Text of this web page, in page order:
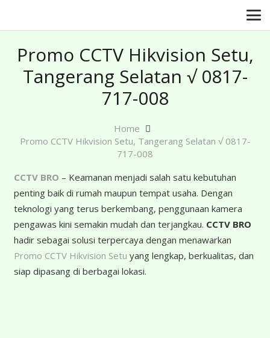
Promo CCTV Hikvision Setu,
Tangerang Selatan √ 0817-
717-008
Home
Promo CCTV Hikvision Setu, Tangerang Selatan √ 0817-
717-008
CCTV BRO – Keamanan menjadi salah satu kebutuhan
penting baik di rumah maupun tempat usaha. Dengan
teknologi yang terus berkembang, penggunaan kamera
pengawas kini semakin mudah dan terjangkau. CCTV BRO
hadir sebagai solusi terpercaya dengan menawarkan
Promo CCTV Hikvision Setu yang lengkap, berkualitas, dan
siap dipasang di berbagai lokasi.